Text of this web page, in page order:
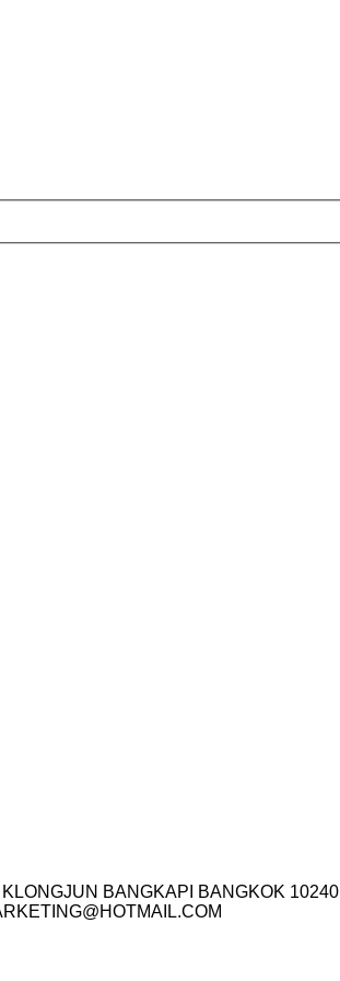
BANGKAPI BANGKOK 10240